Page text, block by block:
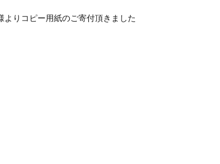
よりコピー用紙のご寄付頂きました